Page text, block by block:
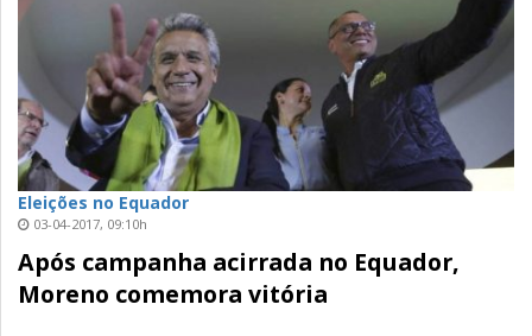
Eleições no Equador
03-04-2017, 09:10h
Após campanha acirrada no Equador,
Moreno comemora vitória